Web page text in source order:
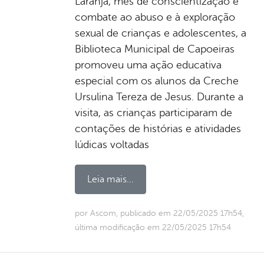
combate ao abuso e à exploração
sexual de crianças e adolescentes, a
Biblioteca Municipal de Capoeiras
promoveu uma ação educativa
especial com os alunos da Creche
Ursulina Tereza de Jesus. Durante a
visita, as crianças participaram de
contações de histórias e atividades
lúdicas voltadas
Leia mais...
por Ascom, publicado em 22/05/2025 17h54,
última modificação em 22/05/2025 17h54